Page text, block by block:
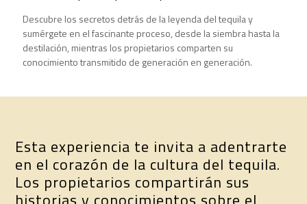
Descubre los secretos detrás de la leyenda del tequila y
sumérgete en el fascinante proceso, desde la siembra hasta la
destilación, mientras los propietarios comparten su
conocimiento transmitido de generación en generación.
Esta experiencia te invita a adentrarte
en el corazón de la cultura del tequila.
Los propietarios compartirán sus